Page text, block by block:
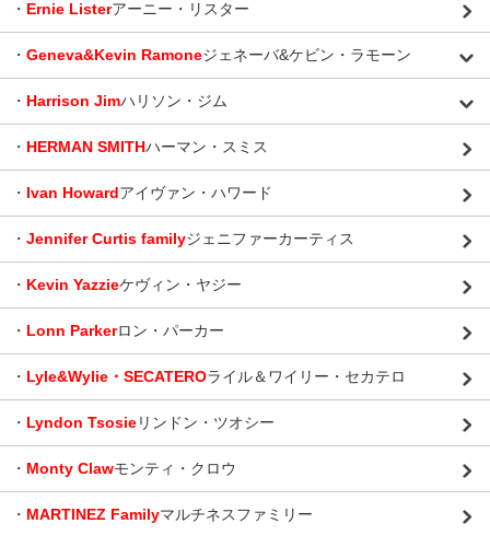
・ Ernie Listerアーニー・リスター
・ Geneva&Kevin Ramoneジェネーバ&ケビン・ラモーン
・ Harrison Jimハリソン・ジム
・ HERMAN SMITHハーマン・スミス
・ Ivan Howardアイヴァン・ハワード
・ Jennifer Curtis familyジェニファーカーティス
・ Kevin Yazzieケヴィン・ヤジー
・ Lonn Parkerロン・パーカー
・ Lyle&Wylie・SECATEROライル＆ワイリー・セカテロ
・ Lyndon Tsosieリンドン・ツオシー
・ Monty Clawモンティ・クロウ
・ MARTINEZ Familyマルチネスファミリー